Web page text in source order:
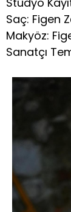
Saç: Figen
Makyöz:
Sanatçı